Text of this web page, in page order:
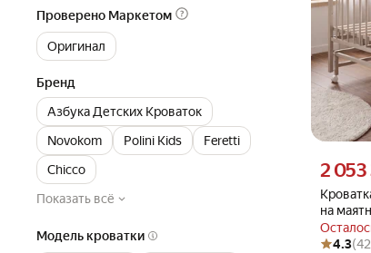
Проверено Маркетом
Оригинал
Бренд
Азбука Детских Кроваток
Novokom
Polini Kids
Feretti
Chicco
Показать всё
Модель кроватки
на
120*60,
Цена
2 053
Рейтинг
Оценок:
4.3